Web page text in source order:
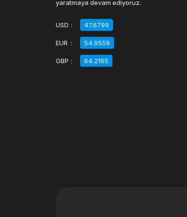
yaratmaya devam ediyoruz.
USD : 47.6799
EUR : 54.9559
GBP : 64.2165